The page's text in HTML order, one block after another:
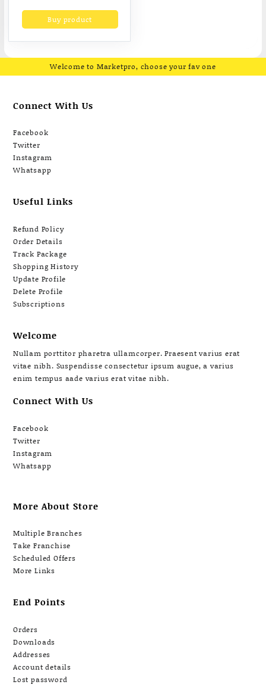
H85MT (สีขาว)
was:
฿4,990.00.
is:
฿3,090.00.Buy product
Welcome to Marketpro, choose your fav one
Connect With Us
Facebook
Twitter
Instagram
Whatsapp
Useful Links
Refund Policy
Order Details
Track Package
Shopping History
Update Profile
Delete Profile
Subscriptions
Welcome
Nullam porttitor pharetra ullamcorper. Praesent varius erat
vitae nibh. Suspendisse consectetur ipsum augue, a varius
enim tempus aade varius erat vitae nibh.
Connect With Us
Facebook
Twitter
Instagram
Whatsapp
More About Store
Multiple Branches
Take Franchise
Scheduled Offers
More Links
End Points
Orders
Downloads
Addresses
Account details
Lost password